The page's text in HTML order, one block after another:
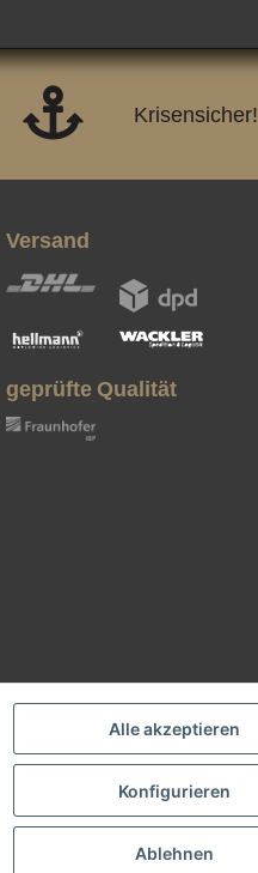
Alle akzeptieren
Konfigurieren
Ablehnen
Krisensicher!
Versand
geprüfte Qualität